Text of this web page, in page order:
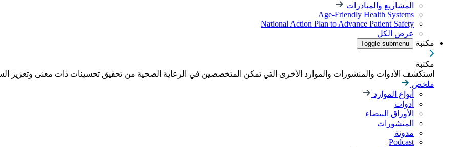
المشاريع والمبادرات
Age-Friendly Health Systems
National Action Plan to Advance Patient Safety
عرض الكل
مكتبة
Toggle submenu
مكتبة
استكشف الأدوات والمنشورات والموارد الأخرى التي تمكن المتخصصين في الرعاية الصحية من تحقيق تحسينات ذات معنى وتعزيز
ملخص
أنواع الموارد
أدوات
الأوراق البيضاء
المنشورات
مدونة
Podcast